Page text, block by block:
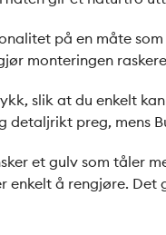
på en måte
monteringen
slik at du enkelt
preg, mens
et gulv som
enkelt å rengjøre.